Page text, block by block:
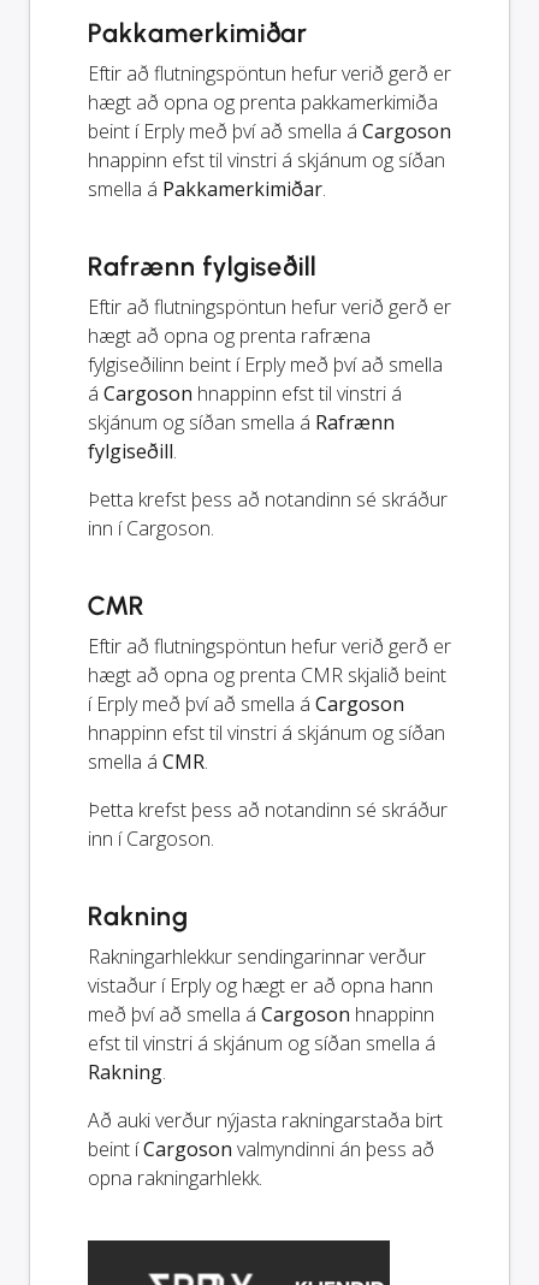
Pakkamerkimiðar
Eftir að flutningspöntun hefur verið gerð er
hægt að opna og prenta pakkamerkimiða
beint í Erply með því að smella á Cargoson
hnappinn efst til vinstri á skjánum og síðan
smella á Pakkamerkimiðar.
Rafrænn fylgiseðill
Eftir að flutningspöntun hefur verið gerð er
hægt að opna og prenta rafræna
fylgiseðilinn beint í Erply með því að smella
á Cargoson hnappinn efst til vinstri á
skjánum og síðan smella á Rafrænn
fylgiseðill.
Þetta krefst þess að notandinn sé skráður
inn í Cargoson.
CMR
Eftir að flutningspöntun hefur verið gerð er
hægt að opna og prenta CMR skjalið beint
í Erply með því að smella á Cargoson
hnappinn efst til vinstri á skjánum og síðan
smella á CMR.
Þetta krefst þess að notandinn sé skráður
inn í Cargoson.
Rakning
Rakningarhlekkur sendingarinnar verður
vistaður í Erply og hægt er að opna hann
með því að smella á Cargoson hnappinn
efst til vinstri á skjánum og síðan smella á
Rakning.
Að auki verður nýjasta rakningarstaða birt
beint íCargoson valmyndinni án þess að
opna rakningarhlekk.